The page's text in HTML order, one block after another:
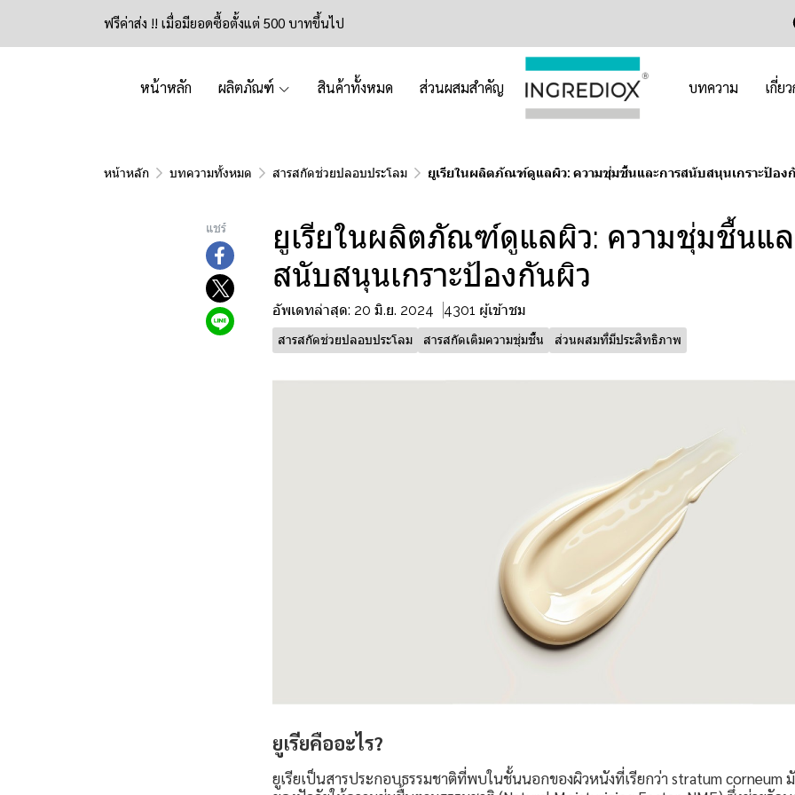
ฟรีค่าส่ง !! เมื่อมียอดซื้อตั้งแต่ 500 บาทขึ้นไป
หน้าหลัก ผลิตภัณฑ์ สินค้าทั้งหมด ส่วนผสมสำคัญ บทความ เกี่ย
หน้าหลัก บทความทั้งหมด สารสกัดช่วยปลอบประโลม ยูเรียในผลิตภัณฑ์ดูแลผิว: ความชุ่มชื้นและการสนับสนุนเกราะป้อง
แชร์
ยูเรียในผลิตภัณฑ์ดูแลผิว: ความชุ่มชื้นแล
สนับสนุนเกราะป้องกันผิว
อัพเดทล่าสุด: 20 มิ.ย. 2024 4301 ผู้เข้าชม
สารสกัดช่วยปลอบประโลม สารสกัดเติมความชุ่มชื้น ส่วนผสมที่มีประสิทธิภาพ
ยูเรียคืออะไร?
ยูเรียเป็นสารประกอบธรรมชาติที่พบในชั้นนอกของผิวหนังที่เรียกว่า stratum corneum